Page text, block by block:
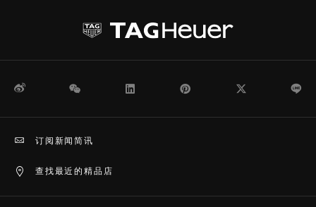
微博 WeChat Pinterest
查找最近的精品店
订阅新闻简讯